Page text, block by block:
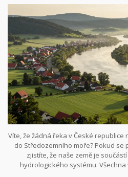
Víte, že žádná řeka v České
do Středozemního moře? Pokud se
zjistíte, že naše země je
hydrologického systému.